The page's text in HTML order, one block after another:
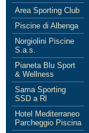
Area Sporting Club
Piscine di Albenga
Norgiolini Piscine
S.a.s.
Pianeta Blu Sport
& Wellness
Sama Sporting
SSD a Rl
Hotel Mediterraneo
Parcheggio Piscina